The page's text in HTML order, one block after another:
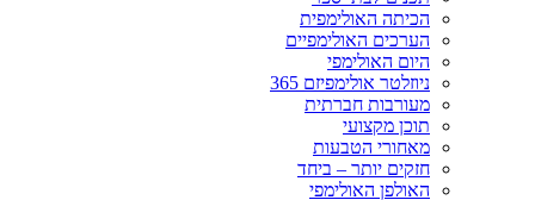
הכיתה האולימפית
הערכים האולימפיים
היום האולימפי
ניוזלטר אולימפיזם 365
מעורבות חברתית
תוכן מקצועי
מאחורי הטבעות
חזקים יותר – ביחד
האולפן האולימפי